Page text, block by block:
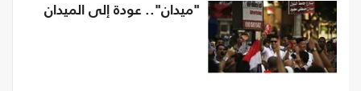
"ميدان".. عودة إلى الميدان